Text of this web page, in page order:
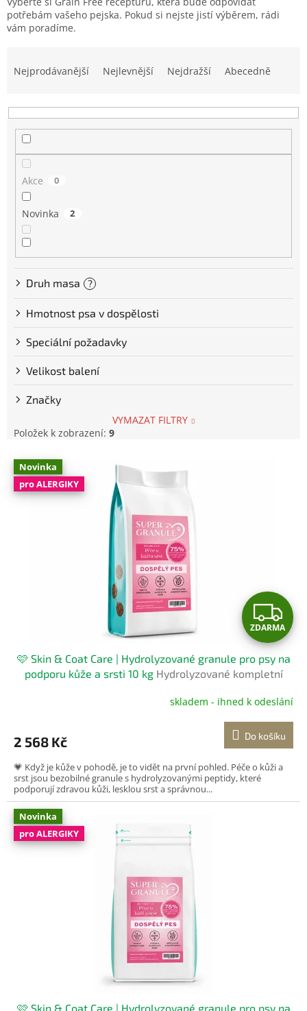
potřebám vašeho pejska. Pokud si nejste jistí výběrem, rádi
vám poradíme.
n
Nejprodávanější Nejlevnější Nejdražší Abecedně
Akce 0
Novinka 2
Druh masa ?
Hmotnost psa v dospělosti
Speciální požadavky
Velikost balení
Značky
VYMAZAT FILTRY
Položek k zobrazení: 9
V
p
Novinka
pro ALERGIKY
Z
D
A
R
M
A
ZDARMA
🩷 Skin & Coat Care | Hydrolyzované granule pro psy na
podporu kůže a srsti 10 kg Hydrolyzované kompletní
skladem - ihned k odeslání
2 568 Kč Do košíku
💗 Když je kůže v pohodě, je to vidět na první pohled. Péče o kůži a
srst jsou bezobilné granule s hydrolyzovanými peptidy, které
podporují zdravou kůži, lesklou srst a správnou...
Novinka
pro ALERGIKY
🩷 Skin & Coat Care | Hydrolyzované granule pro psy na